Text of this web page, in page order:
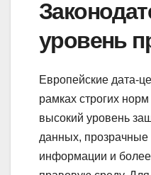
уровень
Европейские дата-
рамках строгих
высокий уровень
данных,
информации и